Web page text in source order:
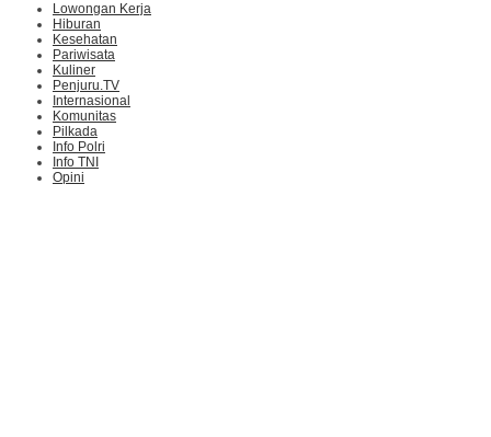
Lowongan Kerja
Hiburan
Kesehatan
Pariwisata
Kuliner
Penjuru.TV
Internasional
Komunitas
Pilkada
Info Polri
Info TNI
Opini